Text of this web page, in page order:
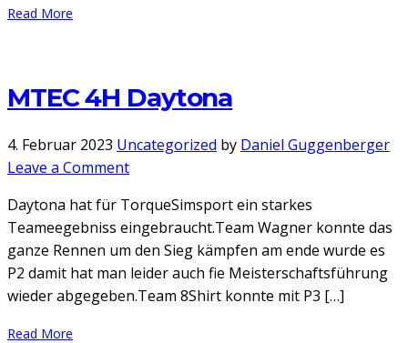
Read More
MTEC 4H Daytona
4. Februar 2023 Uncategorized by Daniel Guggenberger
Leave a Commenton
4H
Daytona
Daytona hat für TorqueSimsport ein starkes
Teameegebniss eingebraucht.Team Wagner konnte das
ganze Rennen um den Sieg kämpfen am ende wurde es
P2 damit hat man leider auch fie Meisterschaftsführung
wieder abgegeben.Team 8Shirt konnte mit P3 […]
Read More